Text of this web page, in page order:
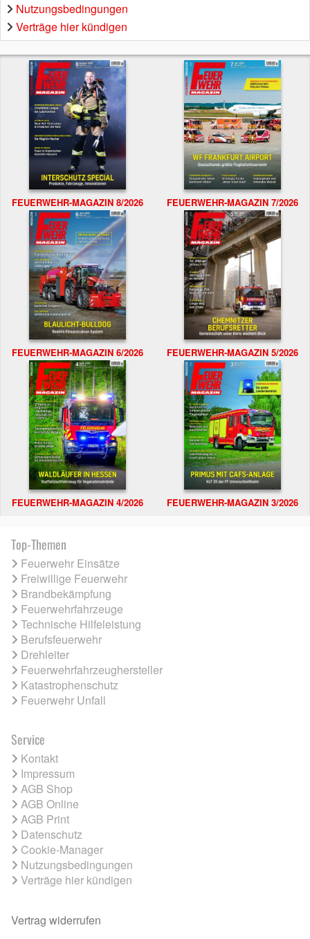
Nutzungsbedingungen
Verträge hier kündigen
FEUERWEHR-MAGAZIN 8/2026 FEUERWEHR-MAGAZIN 7/2026
FEUERWEHR-MAGAZIN 6/2026 FEUERWEHR-MAGAZIN 5/2026
FEUERWEHR-MAGAZIN 4/2026 FEUERWEHR-MAGAZIN 3/2026
Top-Themen
Feuerwehr Einsätze
Freiwillige Feuerwehr
Brandbekämpfung
Feuerwehrfahrzeuge
Technische Hilfeleistung
Berufsfeuerwehr
Drehleiter
Feuerwehrfahrzeughersteller
Katastrophenschutz
Feuerwehr Unfall
Service
Kontakt
Impressum
AGB Shop
AGB Online
AGB Print
Datenschutz
Cookie-Manager
Nutzungsbedingungen
Verträge hier kündigen
Vertrag widerrufen